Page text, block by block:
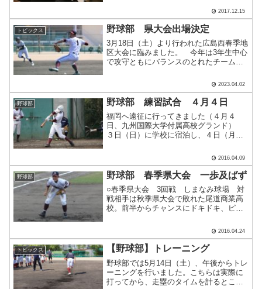
た。①復習「野球と栄養の関係」②復習
「栄養フルコース型の食事」③野球選手
のからだ作.....
2017.12.15
トピックス 野球部 県大会出場決定
3月18日（土）より行われた広島西春季地
区大会に臨みました。 今年は3年生中心
で攻守ともにバランスのとれたチームで
鈴が丘高校★3月25日（土） 工大高 4-
1.....
2023.04.02
野球部 野球部 練習試合 ４月４日
福岡へ遠征に行ってきました（４月４
日、九州国際大学付属高校グランド）
３日（日）に学校に宿泊し、４日（月）
を誇る九州国際大学付属高校です。朝方
までの大雨で試合の中止も心配されまし
たが、相手校の必死のグラン.....
2016.04.09
野球部 野球部 春季県大会 一歩及ばず
○春季県大会 3回戦 しまなみ球場 対
戦相手は秋季県大会で敗れた尾道商業高
校。前半からチャンスにドキドキ、ピン
打線もつながり得点を重ねましたが、あ
と一歩及びませんでした。 ★工大高
校 ７－９ 尾道商業高校.....
2016.04.24
トピックス 【野球部】トレーニング
野球部では5月14日（土）、午後からトレ
ーニングを行いました。こちらは実際に
打ってから、走塁のタイムを計るとこ